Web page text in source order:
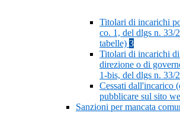
Titolari di incarichi
co. 1, del dlgs n. 33/
tabelle) 3
Titolari di incarichi
direzione o di
1-bis, del dlgs n. 33/
Cessati dall'incarico
pubblicare sul sito
Sanzioni per mancata